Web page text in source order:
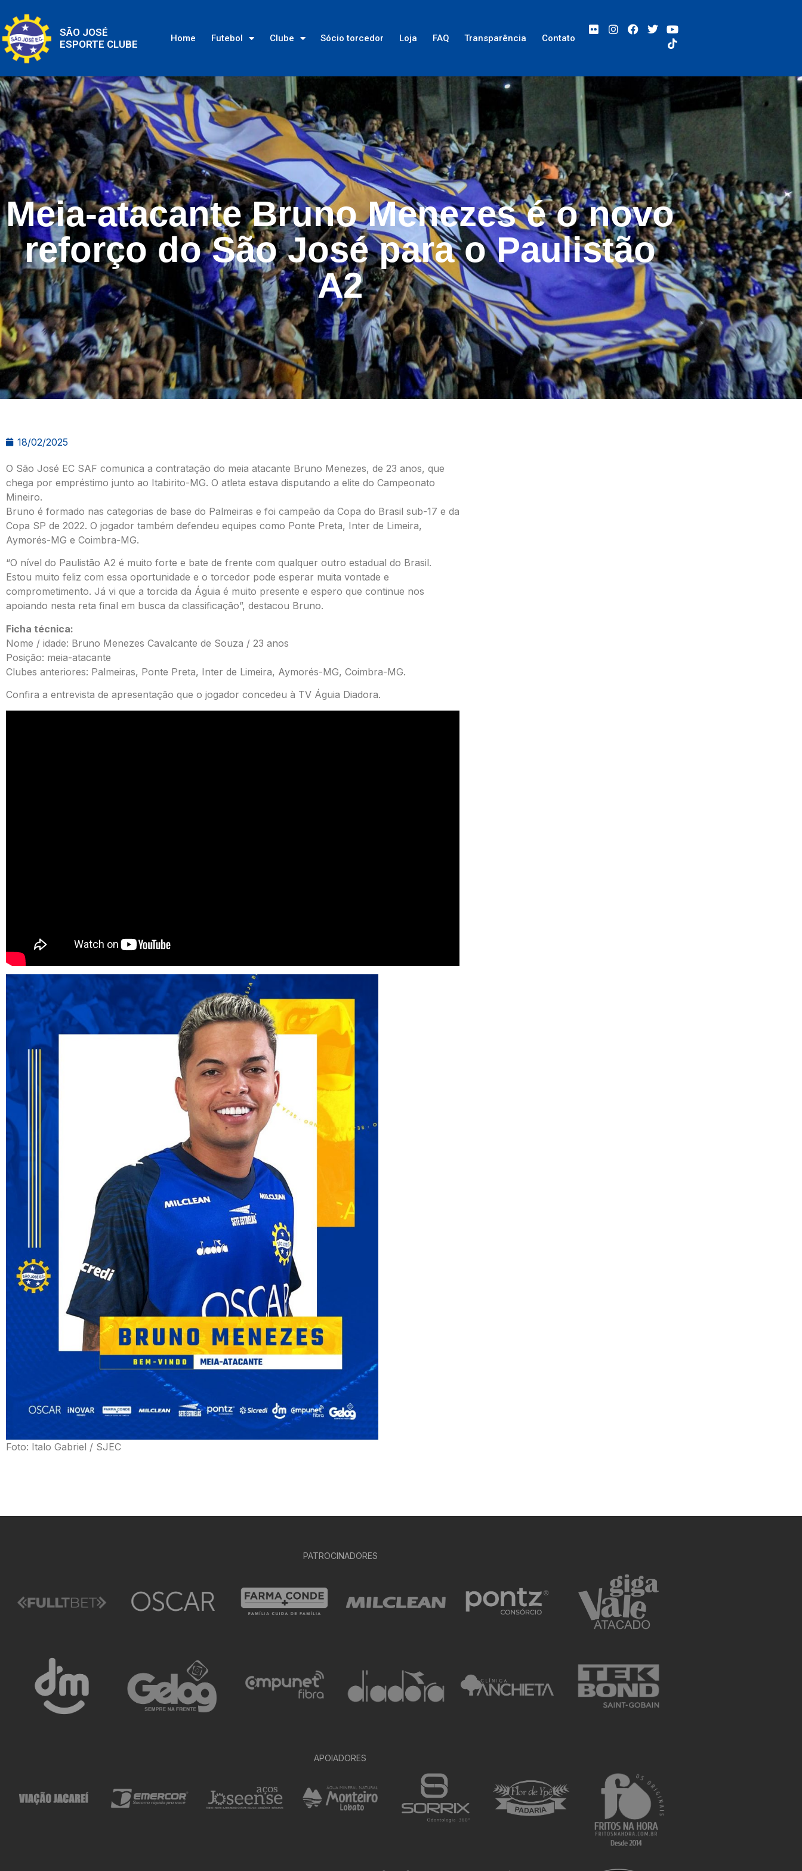
SÃO JOSÉ
ESPORTE CLUBE
Home Futebol Clube Sócio torcedor Loja FAQ Transparência Contato
Meia-atacante Bruno Menezes é o novo
reforço do São José para o Paulistão
A2
18/02/2025
O São José EC SAF comunica a contratação do meia atacante Bruno Menezes, de 23 anos, que
chega por empréstimo junto ao Itabirito-MG. O atleta estava disputando a elite do Campeonato
Mineiro.
Bruno é formado nas categorias de base do Palmeiras e foi campeão da Copa do Brasil sub-17 e da
Copa SP de 2022. O jogador também defendeu equipes como Ponte Preta, Inter de Limeira,
Aymorés-MG e Coimbra-MG.
“O nível do Paulistão A2 é muito forte e bate de frente com qualquer outro estadual do Brasil.
Estou muito feliz com essa oportunidade e o torcedor pode esperar muita vontade e
comprometimento. Já vi que a torcida da Águia é muito presente e espero que continue nos
apoiando nesta reta final em busca da classificação”, destacou Bruno.
Ficha técnica:
Nome / idade: Bruno Menezes Cavalcante de Souza / 23 anos
Posição: meia-atacante
Clubes anteriores: Palmeiras, Ponte Preta, Inter de Limeira, Aymorés-MG, Coimbra-MG.
Confira a entrevista de apresentação que o jogador concedeu à TV Águia Diadora.
Foto: Italo Gabriel / SJEC
PATROCINADORES
APOIADORES